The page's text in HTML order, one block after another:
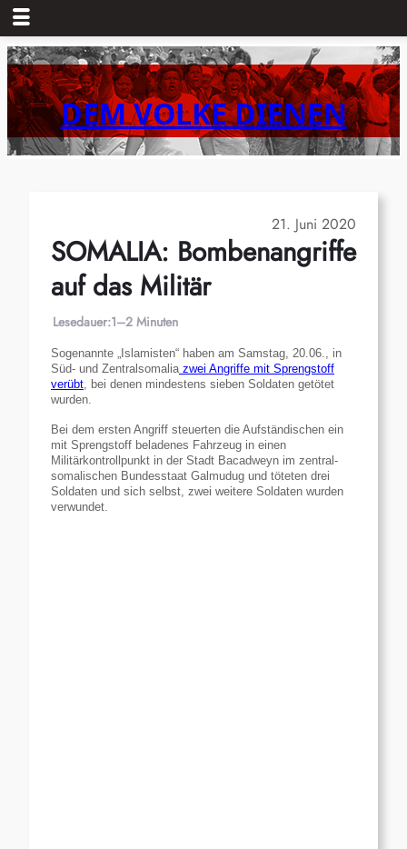
Zum
Inhalt
springenDEM VOLKE DIENEN
21. Juni 2020
SOMALIA: Bombenangriffe
auf das Militär
Lesedauer:1–2 Minuten
Sogenannte „Islamisten“ haben am Samstag, 20.06., in
Süd- und Zentralsomaliazwei Angriffe mit Sprengstoff
verübt, bei denen mindestens sieben Soldaten getötet
wurden.
Bei dem ersten Angriff steuerten die Aufständischen ein
mit Sprengstoff beladenes Fahrzeug in einen
Militärkontrollpunkt in der Stadt Bacadweyn im zentral-
somalischen Bundesstaat Galmudug und töteten drei
Soldaten und sich selbst, zwei weitere Soldaten wurden
verwundet.